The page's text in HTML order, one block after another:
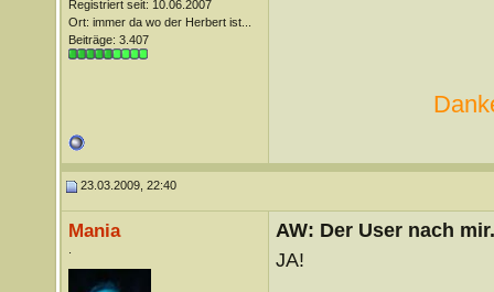
Registriert seit: 10.06.2007
Ort: immer da wo der Herbert ist...
Beiträge: 3.407
23.03.2009, 22:40
Mania
AW: Der User nach
JA!